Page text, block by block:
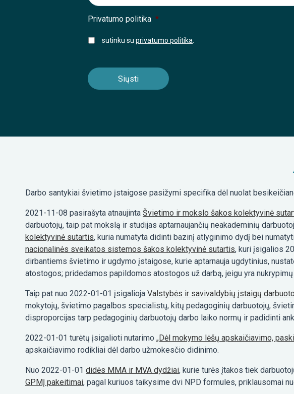
Privatumo politika *
sutinku suprivatumo politika
Darbo santykiai švietimo įstaigose pasižymi specifika dėl nuolat
2021-11-08 pasirašyta atnaujinta Švietimo ir mokslo šakos kolektyvinė
darbuotojų, taip pat mokslą ir studijas aptarnaujančių neakademinių
kolektyvinė sutartis, kuria numatyta didinti bazinį atlyginimo dydį bei
nacionalinės sveikatos sistemos šakos kolektyvinė sutartis, kuri įsigalios
dirbantiems švietimo ir ugdymo įstaigose, kurie aptarnauja ugdytinius,
atostogos; pridedamos papildomos atostogos už darbą, jeigu yra
Taip pat nuo 2022-01-01 įsigalioja Valstybės ir savivaldybių įstaigų
mokytojų, švietimo pagalbos specialistų, kitų pedagoginių darbuotojų,
disproporcijas tarp pedagoginių darbuotojų darbo laiko normų ir padidinti
2022-01-01 turėtų įsigalioti nutarimo „Dėl mokymo lėšų apskaičiavimo,
apskaičiavimo rodikliai dėl darbo užmokesčio didinimo.
Nuo 2022-01-01 didės MMA ir MVA dydžiai, kurie turės įtakos tiek
GPMĮ pakeitimai, pagal kuriuos taikysime dvi NPD formules, priklausomai